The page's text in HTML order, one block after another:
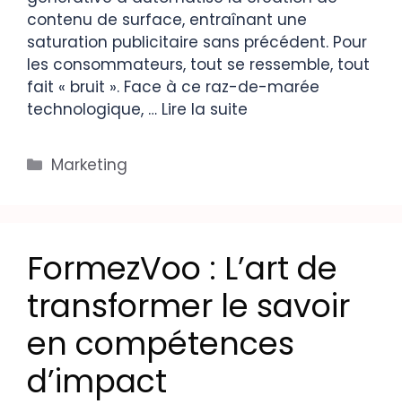
contenu de surface, entraînant une
saturation publicitaire sans précédent. Pour
les consommateurs, tout se ressemble, tout
fait « bruit ». Face à ce raz-de-marée
technologique, … Lire la suite
Marketing
FormezVoo : L’art de
transformer le savoir
en compétences
d’impact